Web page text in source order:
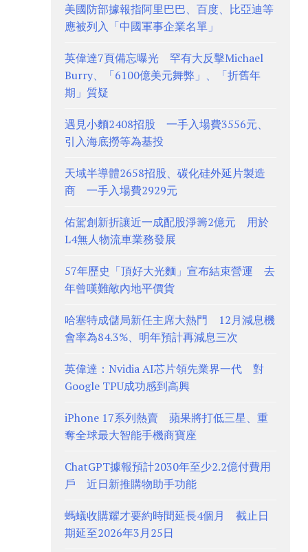
美國防部據報指阿里巴巴、百度、比亞迪等
應被列入「中國軍事企業名單」
英偉達7頁備忘曝光 罕有大反擊Michael
Burry、「6100億美元舞弊」、「折舊年
期」質疑
遇見小麵2408招股 一手入場費3556元、
引入海底撈等為基投
天域半導體2658招股、碳化硅外延片製造
商 一手入場費2929元
佑駕創新折讓近一成配股淨籌2億元 用於
L4無人物流車業務發展
57年歷史「頂好大光麵」宣布結束營運 去
年曾嘆難敵內地平價貨
哈塞特成儲局新任主席大熱門 12月減息機
會率為84.3%、明年預計再減息三次
英偉達：Nvidia AI芯片領先業界一代 對
Google TPU成功感到高興
iPhone 17系列熱賣 蘋果將打低三星、重
奪全球最大智能手機商寶座
ChatGPT據報預計2030年至少2.2億付費用
戶 近日新推購物助手功能
螞蟻收購耀才要約時間延長4個月 截止日
期延至2026年3月25日